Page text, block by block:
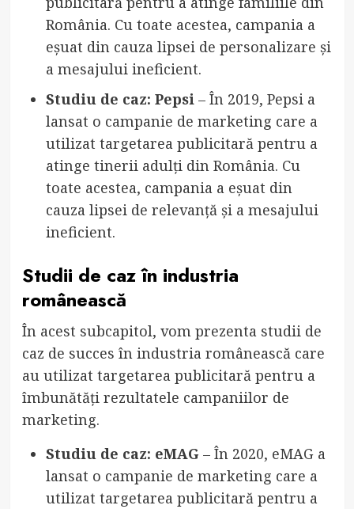
România. Cu toate acestea, campania a
eșuat din cauza lipsei de personalizare și
a mesajului ineficient.
Studiu de caz: Pepsi– În 2019, Pepsi a
lansat o campanie de marketing care a
utilizat targetarea publicitară pentru a
atinge tinerii adulți din România. Cu
toate acestea, campania a eșuat din
cauza lipsei de relevanță și a mesajului
ineficient.
Studii de caz în industria
românească
În acest subcapitol, vom prezenta studii de
caz de succes în industria românească care
au utilizat targetarea publicitară pentru a
îmbunătăți rezultatele campaniilor de
marketing.
Studiu de caz: eMAG – În 2020, eMAG a
lansat o campanie de marketing care a
utilizat targetarea publicitară pentru a